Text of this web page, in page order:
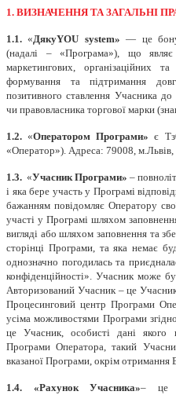
1. ВИЗНАЧЕННЯ ТА ЗАГАЛЬНІ
1.1. «ДякуYOU system» — це
(надалі – «Програма»), що являє
маркетингових, організаційних
формування та підтримання
позитивного ставлення Учасника до
чи правовласника торгової марки
1.2. «Оператором Програми»є
«Оператор»). Адреса: 79008,
1.3. «Учасник Програми»–
і яка бере участь у Програмі
бажанням повідомляє Оператору
участі у Програмі шляхом
вигляді або шляхом заповнення та
сторінці Програми, та яка немає
однозначно погодилась та
конфіденційності». Учасник може
Авторизований Учасник – це
Процесинговий центр Програми
усіма можливостями Програми
це Учасник, особисті дані якого
Програми Оператора, такий
вказаної Програми, окрім отримання
1.4. «Рахунок Учасника»– це